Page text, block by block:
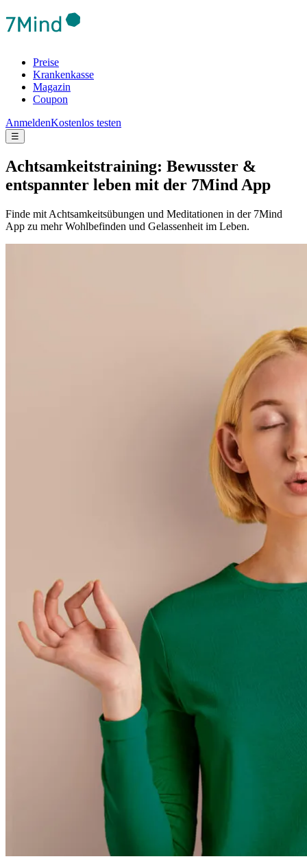
Preise
Krankenkasse
Magazin
Coupon
AnmeldenKostenlos testen
☰
Achtsamkeitstraining: Bewusster &
entspannter leben mit der 7Mind App
Finde mit Achtsamkeitsübungen und Meditationen in der 7Mind
App zu mehr Wohlbefinden und Gelassenheit im Leben.